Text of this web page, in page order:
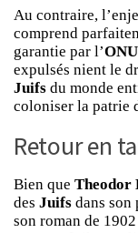
Au contraire,
comprend
garantie par l’ONU
expulsés nient le
Juifs du monde
coloniser la patrie
Retour en
Bien que Theodor
des Juifs dans son
son roman de 1902